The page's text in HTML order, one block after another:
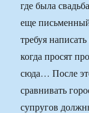
где была
еще
требуя
когда просят
сюда… После
сравнивать
супругов